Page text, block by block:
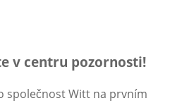
v centru pozornosti!
společnost Witt na prvním